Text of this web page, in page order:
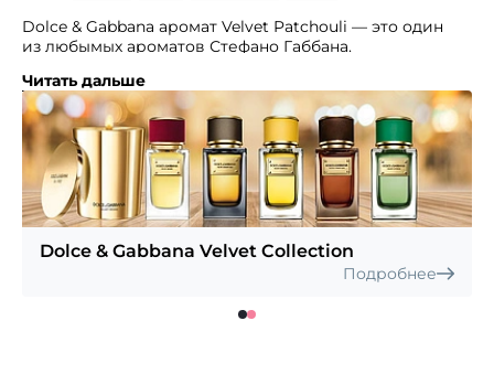
Dolce & Gabbana аромат Velvet Patchouli — это один
из любымых ароматов Стефано Габбана.
Насыщенный и глубокий аромат с ярким и глубоким
акцентом пачули. Интенсивный и сильный парфюм
вдохновлен благоуханием ладана. Композиция
аромата включает ноты: цветочные ноты, пачули,
табак, альдегиды, амбра.
Читать дальше
Dolce & Gabbana Velvet Collection
Подробнее